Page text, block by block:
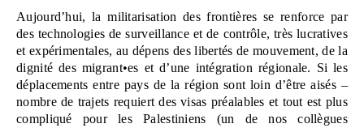
Aujourd’hui, la militarisation des frontières se renforce par
des technologies de surveillance et de contrôle, très lucratives
et expérimentales, au dépens des libertés de mouvement, de la
dignité des migrant•es et d’une intégration régionale. Si les
déplacements entre pays de la région sont loin d’être aisés –
nombre de trajets requiert des visas préalables et tout est plus
compliqué pour les Palestiniens (un de nos collègues